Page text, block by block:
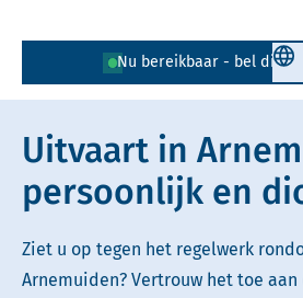
Nu bereikbaar - bel direct!
Lees voor Uitleg woorden
Simpele tekst
Uitvaart in
persoonlijk en
Ziet u op tegen het regelwerk
Arnemuiden? Vertrouw het toe